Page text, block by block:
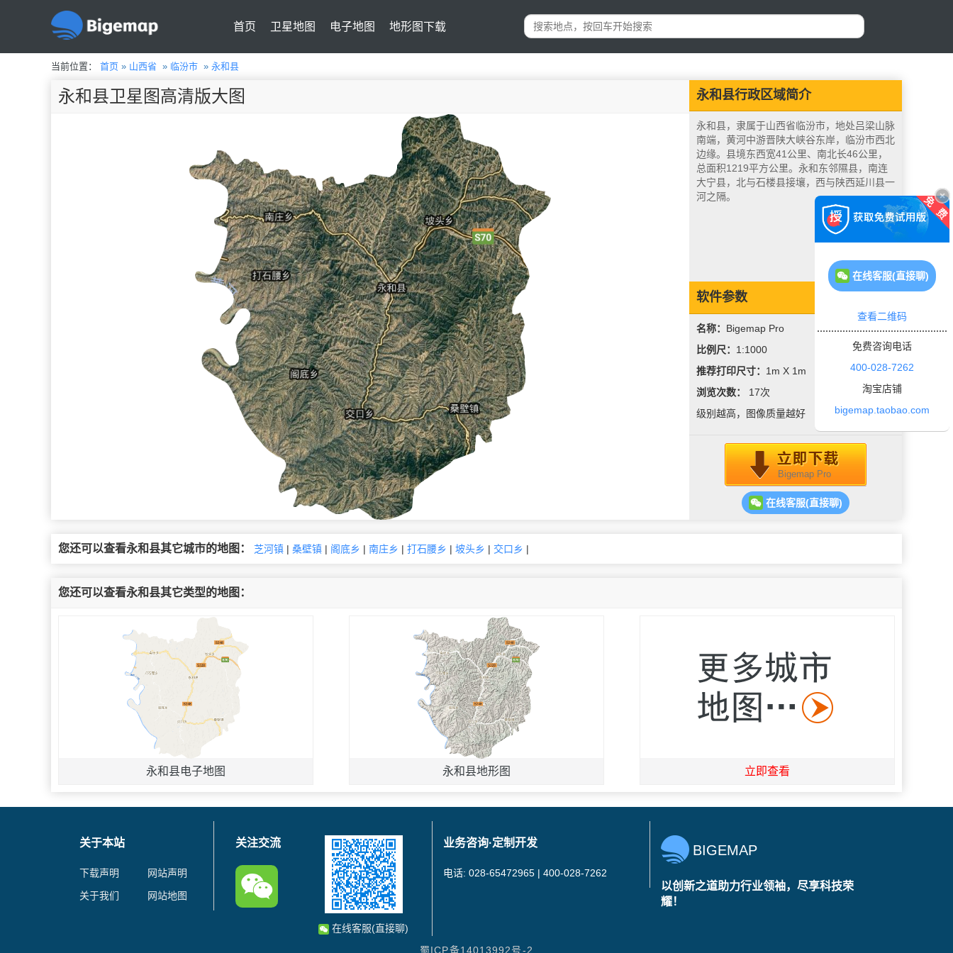
首页 卫星地图 电子地图 地形图下载
当前位置： 首页 » 山西省 » 临汾市 » 永和县
永和县行政区域简介
永和县，隶属于山西省临汾市，地处吕梁山脉
南端，黄河中游晋陕大峡谷东岸，临汾市西北
边缘。县境东西宽41公里、南北长46公里，
总面积1219平方公里。永和东邻隰县，南连
大宁县，北与石楼县接壤，西与陕西延川县一
河之隔。
软件参数
名称： Bigemap Pro
比例尺： 1:1000
推荐打印尺寸： 1m X 1m
浏览次数： 17次
级别越高，图像质量越好
Bigemap Pro
在线客服(直接聊)
永和县卫星图高清版大图
您还可以查看永和县其它城市的地图： 芝河镇 | 桑壁镇 | 阁底乡 | 南庄乡 | 打石腰乡 | 坡头乡 | 交口乡 |
您还可以查看永和县其它类型的地图：
永和县电子地图 永和县地形图 立即查看
关于本站
下载声明
网站声明
关于我们
网站地图
关注交流
在线客服(直接聊)
业务咨询·定制开发
电话: 028-65472965 | 400-028-7262
BIGEMAP
以创新之道助力行业领袖，尽享科技荣
耀！
蜀ICP备14013992号-2
在线客服(直接聊)
查看二维码
免费咨询电话
400-028-7262
淘宝店铺
bigemap.taobao.com